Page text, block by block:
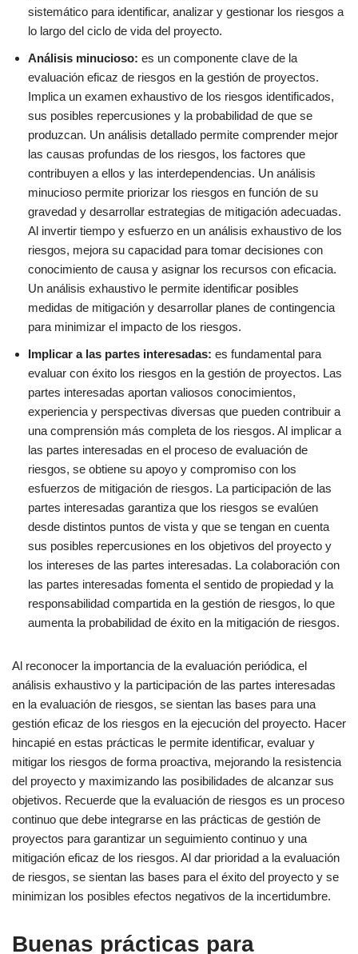
sistemático para identificar, analizar y gestionar los riesgos a
lo largo del ciclo de vida del proyecto.
Análisis minucioso: es un componente clave de la
evaluación eficaz de riesgos en la gestión de proyectos.
Implica un examen exhaustivo de los riesgos identificados,
sus posibles repercusiones y la probabilidad de que se
produzcan. Un análisis detallado permite comprender mejor
las causas profundas de los riesgos, los factores que
contribuyen a ellos y las interdependencias. Un análisis
minucioso permite priorizar los riesgos en función de su
gravedad y desarrollar estrategias de mitigación adecuadas.
Al invertir tiempo y esfuerzo en un análisis exhaustivo de los
riesgos, mejora su capacidad para tomar decisiones con
conocimiento de causa y asignar los recursos con eficacia.
Un análisis exhaustivo le permite identificar posibles
medidas de mitigación y desarrollar planes de contingencia
para minimizar el impacto de los riesgos.
Implicar a las partes interesadas: es fundamental para
evaluar con éxito los riesgos en la gestión de proyectos. Las
partes interesadas aportan valiosos conocimientos,
experiencia y perspectivas diversas que pueden contribuir a
una comprensión más completa de los riesgos. Al implicar a
las partes interesadas en el proceso de evaluación de
riesgos, se obtiene su apoyo y compromiso con los
esfuerzos de mitigación de riesgos. La participación de las
partes interesadas garantiza que los riesgos se evalúen
desde distintos puntos de vista y que se tengan en cuenta
sus posibles repercusiones en los objetivos del proyecto y
los intereses de las partes interesadas. La colaboración con
las partes interesadas fomenta el sentido de propiedad y la
responsabilidad compartida en la gestión de riesgos, lo que
aumenta la probabilidad de éxito en la mitigación de riesgos.
Al reconocer la importancia de la evaluación periódica, el
análisis exhaustivo y la participación de las partes interesadas
en la evaluación de riesgos, se sientan las bases para una
gestión eficaz de los riesgos en la ejecución del proyecto. Hacer
hincapié en estas prácticas le permite identificar, evaluar y
mitigar los riesgos de forma proactiva, mejorando la resistencia
del proyecto y maximizando las posibilidades de alcanzar sus
objetivos. Recuerde que la evaluación de riesgos es un proceso
continuo que debe integrarse en las prácticas de gestión de
proyectos para garantizar un seguimiento continuo y una
mitigación eficaz de los riesgos. Al dar prioridad a la evaluación
de riesgos, se sientan las bases para el éxito del proyecto y se
minimizan los posibles efectos negativos de la incertidumbre.
Buenas prácticas para